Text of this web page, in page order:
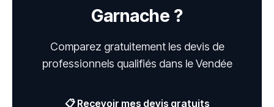
Garnache ?
Comparez gratuitement les devis de
professionnels qualifiés dans le Vendée
📋 Recevoir mes devis gratuits